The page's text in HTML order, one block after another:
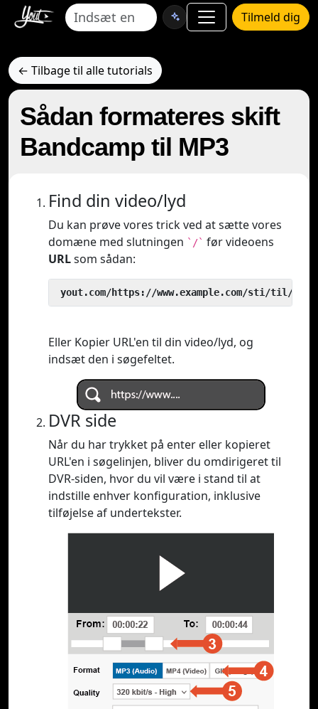
Tilmeld dig
← Tilbage til alle tutorials
Sådan formateres skift
Bandcamp til MP3
Find din video/lyd
Du kan prøve vores trick ved at sætte vores
domæne med slutningen `/` før videoens
URLsom sådan:
yout.com/https://www.example.com/sti/til/
Eller Kopier URL'en til din video/lyd, og
indsæt den i søgefeltet.
DVR side
Når du har trykket på enter eller kopieret
URL'en i søgelinjen, bliver du omdirigeret til
DVR-siden, hvor du vil være i stand til at
indstille enhver konfiguration, inklusive
tilføjelse af undertekster.